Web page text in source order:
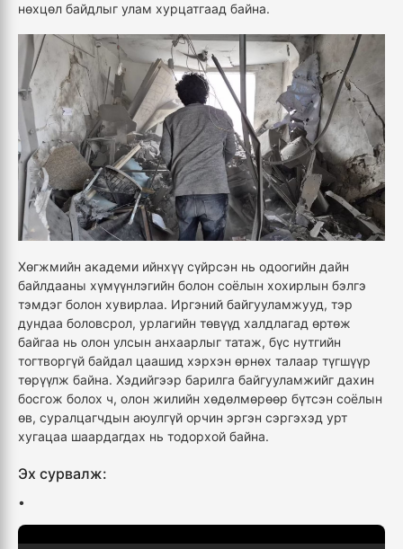
нөхцөл байдлыг улам хурцатгаад байна.
Хөгжмийн академи ийнхүү сүйрсэн нь одоогийн дайн
байлдааны хүмүүнлэгийн болон соёлын хохирлын бэлгэ
тэмдэг болон хувирлаа. Иргэний байгууламжууд, тэр
дундаа боловсрол, урлагийн төвүүд халдлагад өртөж
байгаа нь олон улсын анхаарлыг татаж, бүс нутгийн
тогтворгүй байдал цаашид хэрхэн өрнөх талаар түгшүүр
төрүүлж байна. Хэдийгээр барилга байгууламжийг дахин
босгож болох ч, олон жилийн хөдөлмөрөөр бүтсэн соёлын
өв, суралцагчдын аюулгүй орчин эргэн сэргэхэд урт
хугацаа шаардагдах нь тодорхой байна.
Эх сурвалж:
•